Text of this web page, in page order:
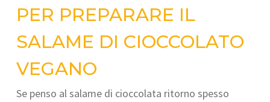
PER PREPARARE IL
SALAME DI CIOCCOLATO
VEGANO
Se penso al salame di cioccolata ritorno spesso